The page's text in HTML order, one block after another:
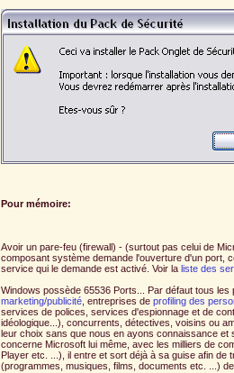
Pour mémoire:
Avoir un pare-feu (firewall) - (surtout pas celui de
composant système demande l'ouverture d'un port,
service qui le demande est activé. Voir la liste des
Windows possède 65536 Ports... Par défaut tous
marketing/publicité, entreprises de profiling des
services de polices, services d'espionnage et de
idéologique...), concurrents, détectives, voisins ou
leur choix sans que nous en ayons connaissance
concerne Microsoft lui même, avec les milliers de
Player etc. ...), il entre et sort déjà à sa guise afin
(programmes, musiques, films, documents etc. ...)